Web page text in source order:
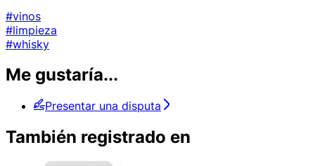
#vinos
#limpieza
#whisky
Me gustaría...
Presentar una disputa
También registrado en